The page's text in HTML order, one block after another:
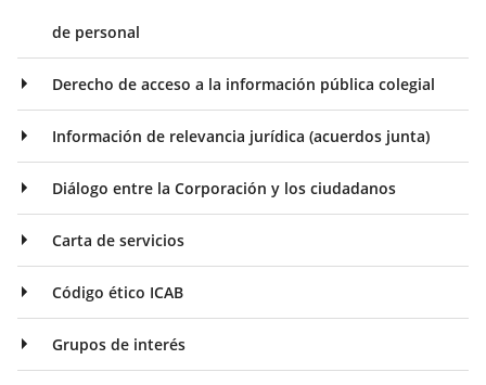
de personal
Derecho de acceso a la información pública colegial
Información de relevancia jurídica (acuerdos junta)
Diálogo entre la Corporación y los ciudadanos
Carta de servicios
Código ético ICAB
Grupos de interés